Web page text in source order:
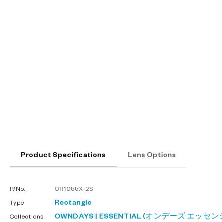
Product Specifications Lens Options
P/No. OR1055X-2S
Type Rectangle
Collections OWNDAYS | ESSENTIAL (オンデーズ エッセン